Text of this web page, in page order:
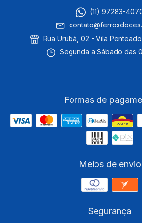
(11) 97283-
Rua Urubá, 02 - Vila
Segunda a Sábado das
Formas de
Meios de envio
Segurança